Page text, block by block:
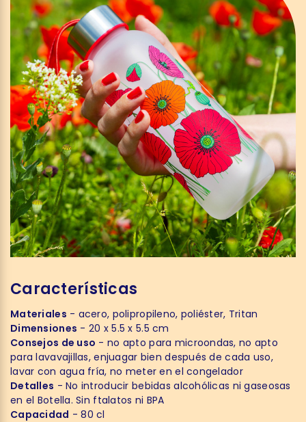
Características
Materiales - acero, polipropileno, poliéster, Tritan
Dimensiones - 20 x 5.5 x 5.5 cm
Consejos de uso - no apto para microondas, no apto
para lavavajillas, enjuagar bien después de cada uso,
lavar con agua fría, no meter en el congelador
Detalles - No introducir bebidas alcohólicas ni gaseosas
en el Botella. Sin ftalatos ni BPA
Capacidad - 80 cl